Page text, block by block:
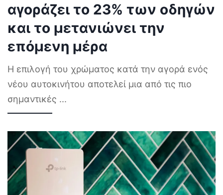
αγοράζει το 23% των οδηγών
και το μετανιώνει την
επόμενη μέρα
Η επιλογή του χρώματος κατά την αγορά ενός
νέου αυτοκινήτου αποτελεί μια από τις πιο
σημαντικές ...